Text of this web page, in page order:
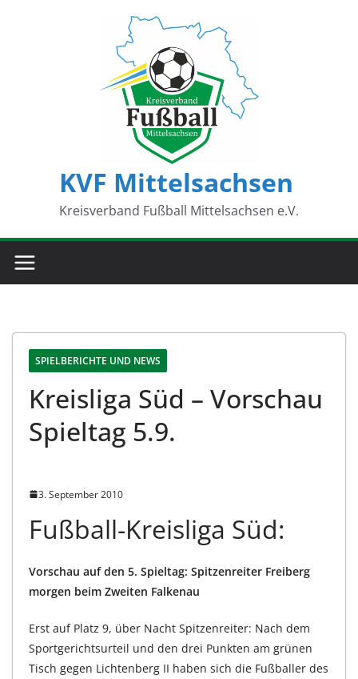
KVF Mittelsachsen
Kreisverband Fußball Mittelsachsen e.V.
SPIELBERICHTE UND NEWS
Kreisliga Süd – Vorschau
Spieltag 5.9.
3. September 2010
Fußball-Kreisliga Süd:
Vorschau auf den 5. Spieltag: Spitzenreiter Freiberg
morgen beim Zweiten Falkenau
Erst auf Platz 9, über Nacht Spitzenreiter: Nach dem
Sportgerichtsurteil und den drei Punkten am grünen
Tisch gegen Lichtenberg II haben sich die Fußballer des